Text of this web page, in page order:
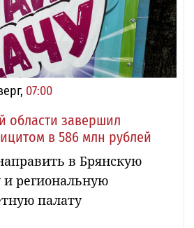
07:00
области завершил
в 586 млн рублей
в Брянскую
и региональную
палату